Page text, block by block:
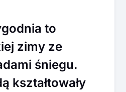
to
zimy ze
śniegu.
kształtowały